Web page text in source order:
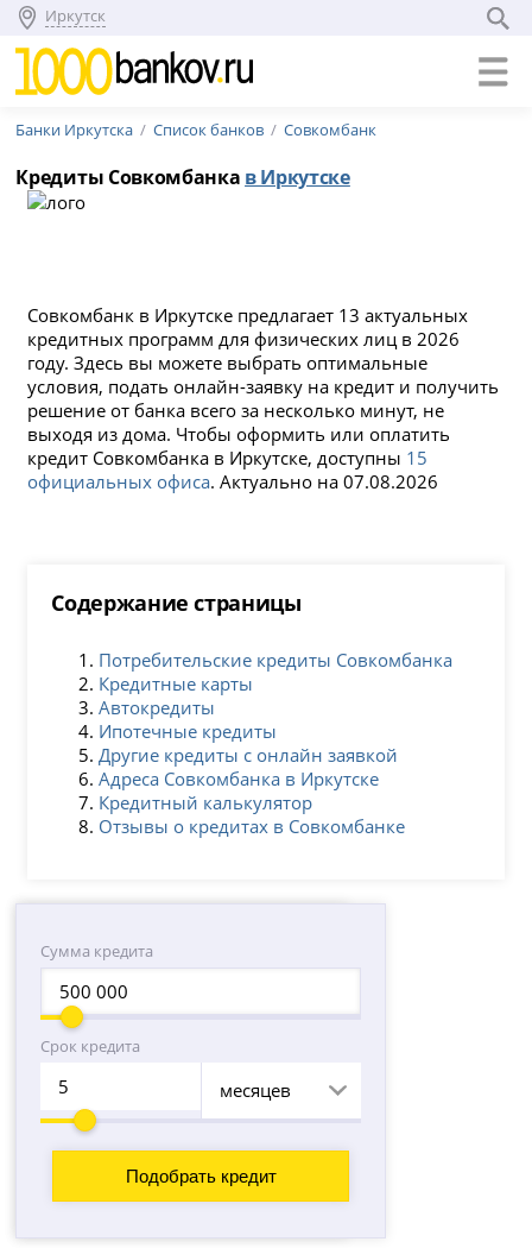
Иркутск
Банки Иркутска Список банков Совкомбанк
Кредиты Совкомбанка в Иркутске
Совкомбанк в Иркутске предлагает 13 актуальных
кредитных программ для физических лиц в 2026
году. Здесь вы можете выбрать оптимальные
условия, подать онлайн-заявку на кредит и получить
решение от банка всего за несколько минут, не
выходя из дома. Чтобы оформить или оплатить
кредит Совкомбанка в Иркутске, доступны 15
официальных офиса. Актуально на 07.08.2026
Содержание страницы
Потребительские кредиты Совкомбанка
Кредитные карты
Автокредиты
Ипотечные кредиты
Другие кредиты с онлайн заявкой
Адреса Совкомбанка в Иркутске
Кредитный калькулятор
Отзывы о кредитах в Совкомбанке
Сумма кредита
Срок кредита
месяцев